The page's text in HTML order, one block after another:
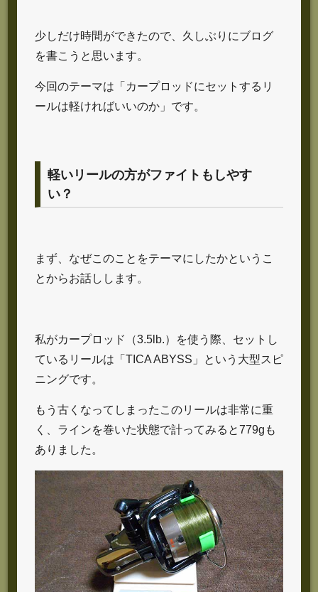
少しだけ時間ができたので、久しぶりにブログ
を書こうと思います。
今回のテーマは「カープロッドにセットするリ
ールは軽ければいいのか」です。
軽いリールの方がファイトもしやす
い？
まず、なぜこのことをテーマにしたかというこ
とからお話しします。
私がカープロッド（3.5lb.）を使う際、セットし
ているリールは「TICA ABYSS」という大型スピ
ニングです。
もう古くなってしまったこのリールは非常に重
く、ラインを巻いた状態で計ってみると779gも
ありました。